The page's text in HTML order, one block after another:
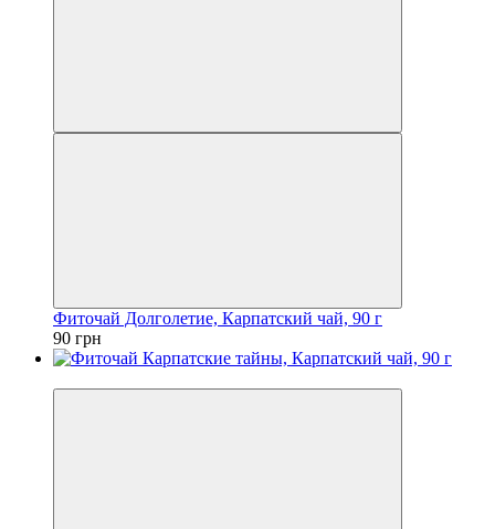
Фиточай Долголетие, Карпатский чай, 90 г
90 грн